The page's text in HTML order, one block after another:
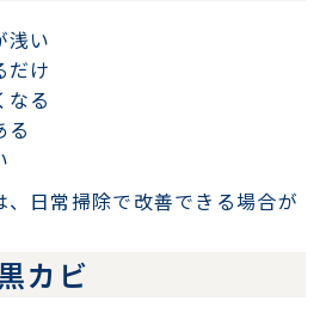
浅い
だけ
なる
る
、日常掃除で改善できる場合が
カビ